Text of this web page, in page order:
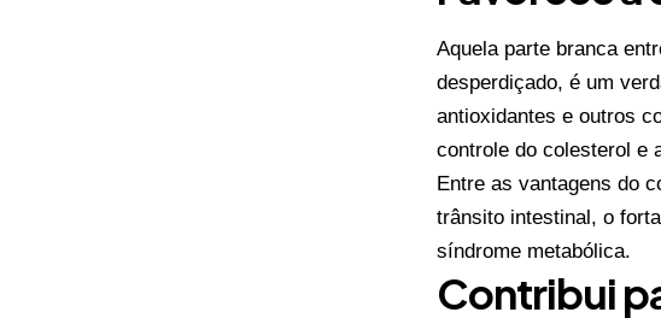
Aquela parte branca
desperdiçado, é um
antioxidantes e outros
controle do colesterol e
Entre as vantagens do
trânsito intestinal, o
síndrome metabólica.
Contribui